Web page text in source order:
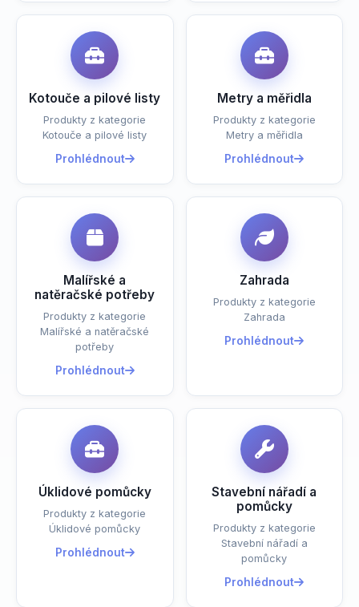
Kotouče a pilové listy
Produkty z kategorie
Kotouče a pilové listy
Prohlédnout
Metry a měřidla
Produkty z kategorie
Metry a měřidla
Prohlédnout
Malířské a
natěračské potřeby
Produkty z kategorie
Malířské a natěračské
potřeby
Prohlédnout
Zahrada
Produkty z kategorie
Zahrada
Prohlédnout
Úklidové pomůcky
Produkty z kategorie
Úklidové pomůcky
Prohlédnout
Stavební nářadí a
pomůcky
Produkty z kategorie
Stavební nářadí a
pomůcky
Prohlédnout